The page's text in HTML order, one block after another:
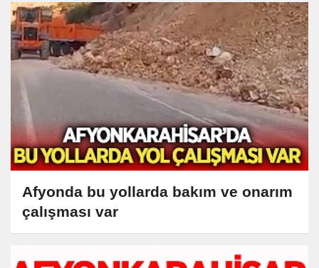
Afyonda bu yollarda bakım ve onarım
çalışması var